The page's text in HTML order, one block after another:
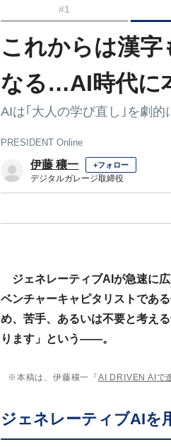
#1
これからは漢字
なる…AI時代に
AIは｢大人の学び直し｣を劇的
PRESIDENT Online
伊藤 穰一 +フォロー
デジタルガレージ取締役
ジェネレーティブAIが急速に
ベンチャーキャピタリストであ
め、苦手、あるいは不要と考え
ります」という――。
※本稿は、伊藤穰一『AI DRIVEN AIで
ジェネレーティブAIを